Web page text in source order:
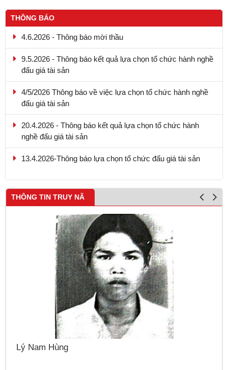
THÔNG BÁO
4.6.2026 - Thông báo mời thầu
9.5.2026 - Thông báo kết quả lựa chọn tổ chức hành nghề
đấu giá tài sản
4/5/2026 Thông báo về việc lựa chọn tổ chức hành nghề
đấu giá tài sản
20.4.2026 - Thông báo kết quả lựa chọn tổ chức hành
nghề đấu giá tài sản
13.4.2026-Thông báo lựa chọn tổ chức đấu giá tài sản
THÔNG TIN TRUY NÃ